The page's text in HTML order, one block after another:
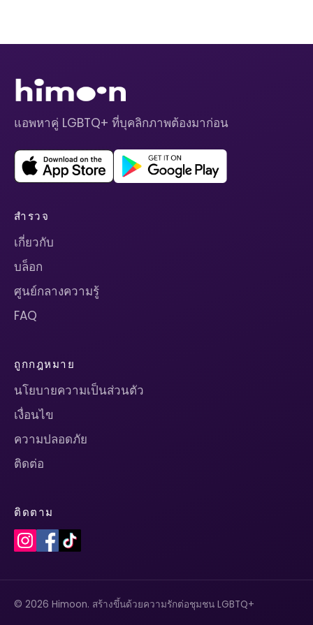
แอพหาคู่ LGBTQ+ ที่บุคลิกภาพต้องมาก่อน
สำรวจ
เกี่ยวกับ
บล็อก
ศูนย์กลางความรู้
FAQ
ถูกกฎหมาย
นโยบายความเป็นส่วนตัว
เงื่อนไข
ความปลอดภัย
ติดต่อ
ติดตาม
© 2026 Himoon. สร้างขึ้นด้วยความรักต่อชุมชน LGBTQ+